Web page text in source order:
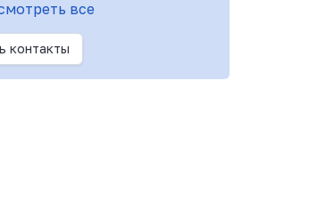
все
контакты